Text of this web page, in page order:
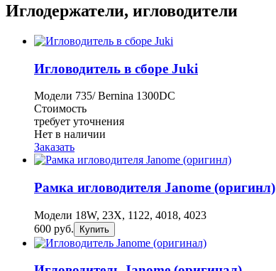
Иглодержатели, игловодители
Игловодитель в сборе Juki
Модели 735/ Bernina 1300DC
Стоимость
требует уточнения
Нет в наличии
Заказать
Рамка игловодителя Janome (оригинл)
Модели 18W, 23X, 1122, 4018, 4023
600 руб.
Купить